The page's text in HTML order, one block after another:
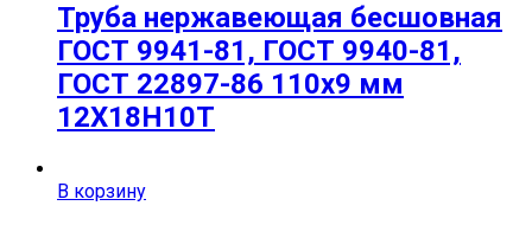
Труба нержавеющая бесшовная
ГОСТ 9941-81, ГОСТ 9940-81,
ГОСТ 22897-86 110х9 мм
12Х18Н10Т
В корзину